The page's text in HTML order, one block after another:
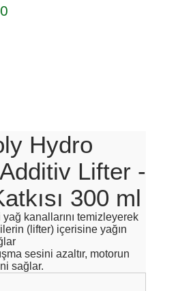
Hydro
Lifter -
300 ml
kanallarını temizleyerek
(lifter) içerisine yağın
sesini azaltır, motorun
sağlar.